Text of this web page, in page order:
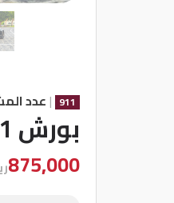
911
|عدد
بورش 911
875,000